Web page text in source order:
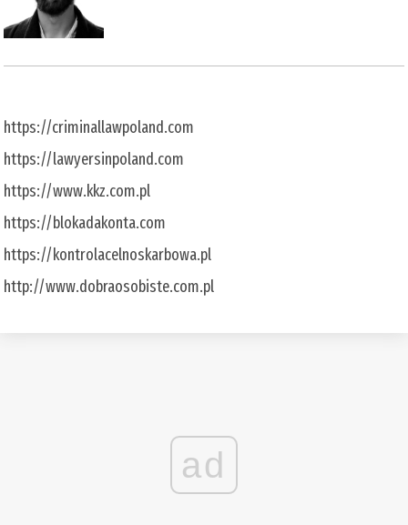
https://criminallawpoland.com
https://lawyersinpoland.com
https://www.kkz.com.pl
https://blokadakonta.com
https://kontrolacelnoskarbowa.pl
http://www.dobraosobiste.com.pl
ad